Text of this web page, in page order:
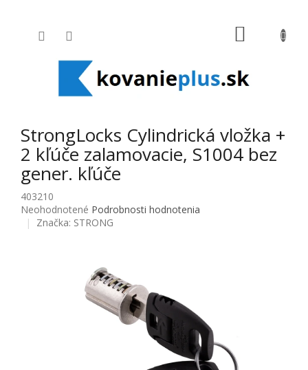
StrongLocks Cylindrická vložka +
2 kľúče zalamovacie, S1004 bez
gener. kľúče
403210
Priemerné hodnotenie produktu je 0,0 z 5 hviezdičiek.
Neohodnotené Podrobnosti hodnotenia
Značka: STRONG